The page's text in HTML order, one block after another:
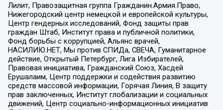
Лилит, Правозащитная группа Гражданин.Армия.Право,
Нижегородский центр немецкой и европейской культуры,
Центр гендерных исследований, Фонд защиты прав
граждан Штаб, Институт права и публичной политики,
Фонд борьбы с коррупцией, Альянс врачей,
НАСИЛИЮ.НЕТ, Мы против СПИДа, СВЕЧА, Гуманитарное
действие, Открытый Петербург, Лига Избирателей,
Правовая инициатива, Гражданский Союз, Хасдей
Ерушалаим, Центр поддержки и содействия развитию
средств массовой информации, Горячая Линия, В защиту
прав заключенных, Институт глобализации и социальных
движений, Центр социально-информационных инициатив